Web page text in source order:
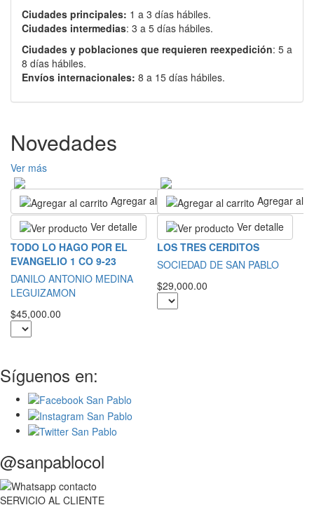
Ciudades principales: 1 a 3 días hábiles.
Ciudades intermedias: 3 a 5 días hábiles.
Ciudades y poblaciones que requieren reexpedición: 5 a
8 días hábiles.
Envíos internacionales: 8 a 15 días hábiles.
Novedades
Ver más
Agregar al carrito
Ver detalle
TODO LO HAGO POR EL
EVANGELIO 1 CO 9-23
DANILO ANTONIO MEDINA
LEGUIZAMON
$45,000.00
Agregar al
Ver detalle
LOS TRES CERDITOS
SOCIEDAD DE SAN PABLO
$29,000.00
Síguenos en:
@sanpablocol
SERVICIO AL CLIENTE